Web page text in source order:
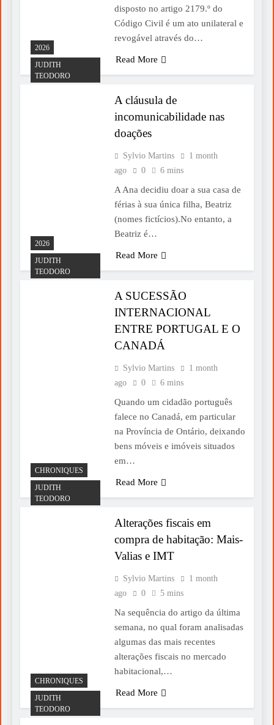
disposto no artigo 2179.º do
Código Civil é um ato unilateral e
revogável através do…
Read More
2026
JUDITH
TEODORO
A cláusula de
incomunicabilidade nas
doações
Sylvio Martins
1 month
ago
0 6 mins
A Ana decidiu doar a sua casa de
férias à sua única filha, Beatriz
(nomes fictícios).No entanto, a
Beatriz é…
Read More
2026
JUDITH
TEODORO
A SUCESSÃO
INTERNACIONAL
ENTRE PORTUGAL E O
CANADÁ
Sylvio Martins
1 month
ago
0 6 mins
Quando um cidadão português
falece no Canadá, em particular
na Província de Ontário, deixando
bens móveis e imóveis situados
em…
Read More
CHRONIQUES
JUDITH
TEODORO
Alterações fiscais em
compra de habitação: Mais-
Valias e IMT
Sylvio Martins
1 month
ago
0 5 mins
Na sequência do artigo da última
semana, no qual foram analisadas
algumas das mais recentes
alterações fiscais no mercado
habitacional,…
Read More
CHRONIQUES
JUDITH
TEODORO